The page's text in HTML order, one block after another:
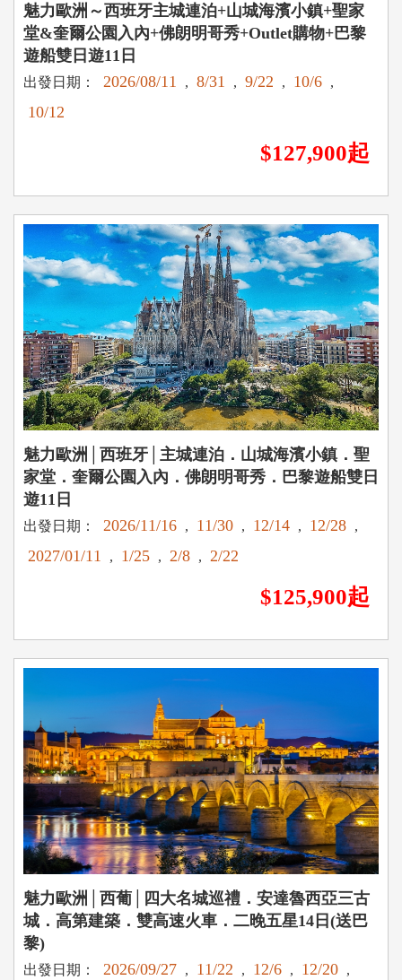
魅力歐洲～西班牙主城連泊+山城海濱小鎮+聖家
堂&奎爾公園入內+佛朗明哥秀+Outlet購物+巴黎
遊船雙日遊11日
出發日期： 2026/08/11 , 8/31 , 9/22 , 10/6 ,
10/12
$127,900起
魅力歐洲│西班牙│主城連泊．山城海濱小鎮．聖
家堂．奎爾公園入內．佛朗明哥秀．巴黎遊船雙日
遊11日
出發日期： 2026/11/16 , 11/30 , 12/14 , 12/28 ,
2027/01/11 , 1/25 , 2/8 , 2/22
$125,900起
魅力歐洲│西葡│四大名城巡禮．安達魯西亞三古
城．高第建築．雙高速火車．二晚五星14日(送巴
黎)
出發日期： 2026/09/27 , 11/22 , 12/6 , 12/20 ,